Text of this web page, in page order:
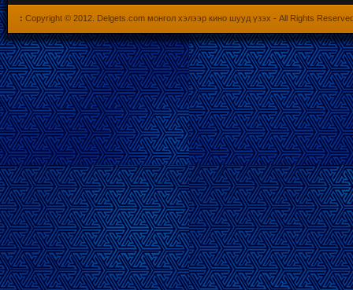
: Copyright © 2012. Delgets.com монгол хэлээр кино шууд үзэх - All Rights